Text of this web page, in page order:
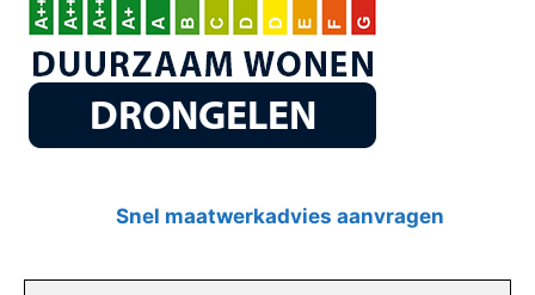
Snel maatwerkadvies aanvragen